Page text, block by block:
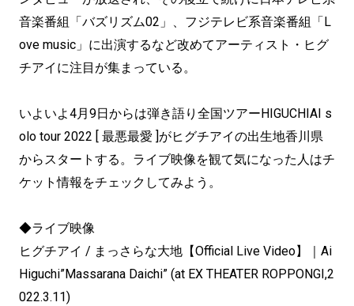
音楽番組「バズリズム02」、フジテレビ系音楽番組「L
ove music」に出演するなど改めてアーティスト・ヒグ
チアイに注目が集まっている。
いよいよ4月9日からは弾き語り全国ツアーHIGUCHIAI s
olo tour 2022 [ 最悪最愛 ]がヒグチアイの出生地香川県
からスタートする。ライブ映像を観て気になった人はチ
ケット情報をチェックしてみよう。
◆ライブ映像
ヒグチアイ / まっさらな大地【Official Live Video】｜Ai
Higuchi”Massarana Daichi” (at EX THEATER ROPPONGI,2
022.3.11)